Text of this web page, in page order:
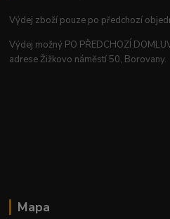
Výdej zboží pouze po předchozí
Výdej možný PO PŘEDCHOZÍ
adrese Žižkovo náměstí 50, Borovany.
Mapa